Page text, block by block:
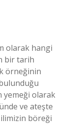
olarak hangi
bir tarih
örneğinin
yemeği olarak
ve ateşte
böreği